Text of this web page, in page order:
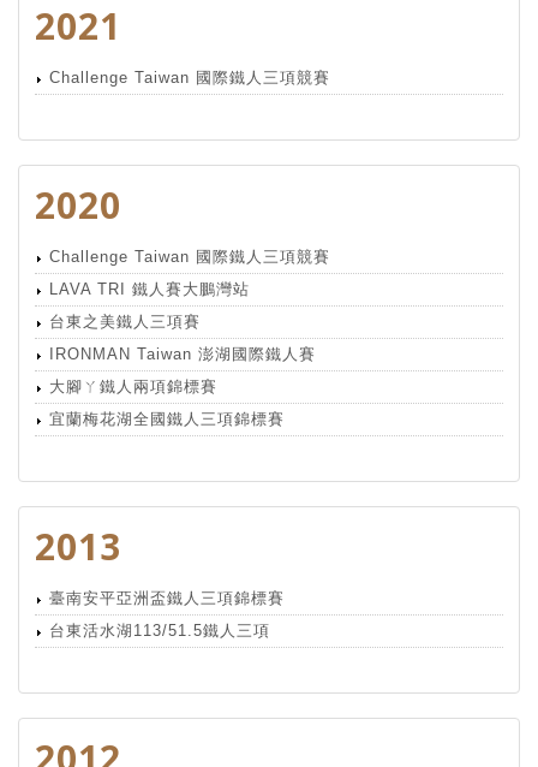
2021
Challenge Taiwan 國際鐵人三項競賽
2020
Challenge Taiwan 國際鐵人三項競賽
LAVA TRI 鐵人賽大鵬灣站
台東之美鐵人三項賽
IRONMAN Taiwan 澎湖國際鐵人賽
大腳ㄚ鐵人兩項錦標賽
宜蘭梅花湖全國鐵人三項錦標賽
2013
臺南安平亞洲盃鐵人三項錦標賽
台東活水湖113/51.5鐵人三項